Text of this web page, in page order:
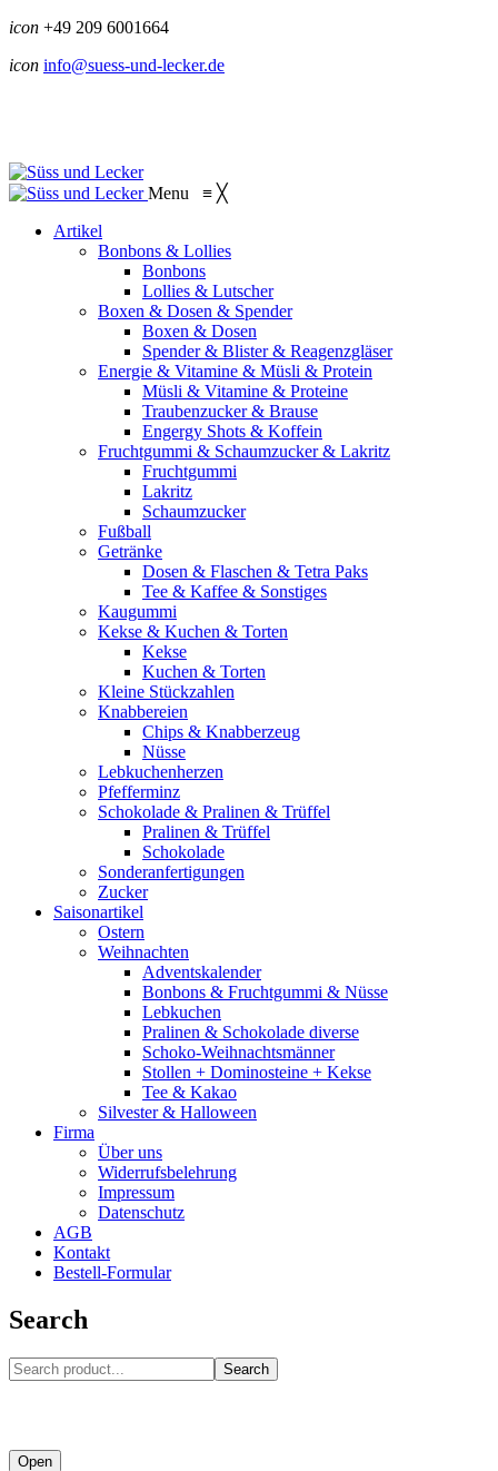
icon +49 209 6001664
icon info@suess-und-lecker.de
Menu ≡ ╳
Artikel
Bonbons & Lollies
Bonbons
Lollies & Lutscher
Boxen & Dosen & Spender
Boxen & Dosen
Spender & Blister & Reagenzgläser
Energie & Vitamine & Müsli & Protein
Müsli & Vitamine & Proteine
Traubenzucker & Brause
Engergy Shots & Koffein
Fruchtgummi & Schaumzucker & Lakritz
Fruchtgummi
Lakritz
Schaumzucker
Fußball
Getränke
Dosen & Flaschen & Tetra Paks
Tee & Kaffee & Sonstiges
Kaugummi
Kekse & Kuchen & Torten
Kekse
Kuchen & Torten
Kleine Stückzahlen
Knabbereien
Chips & Knabberzeug
Nüsse
Lebkuchenherzen
Pfefferminz
Schokolade & Pralinen & Trüffel
Pralinen & Trüffel
Schokolade
Sonderanfertigungen
Zucker
Saisonartikel
Ostern
Weihnachten
Adventskalender
Bonbons & Fruchtgummi & Nüsse
Lebkuchen
Pralinen & Schokolade diverse
Schoko-Weihnachtsmänner
Stollen + Dominosteine + Kekse
Tee & Kakao
Silvester & Halloween
Firma
Über uns
Widerrufsbelehrung
Impressum
Datenschutz
AGB
Kontakt
Bestell-Formular
Search
Search
Open